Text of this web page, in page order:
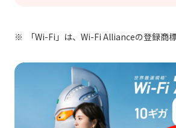
「Wi-Fi」は、Wi-Fi Allianceの登録商標